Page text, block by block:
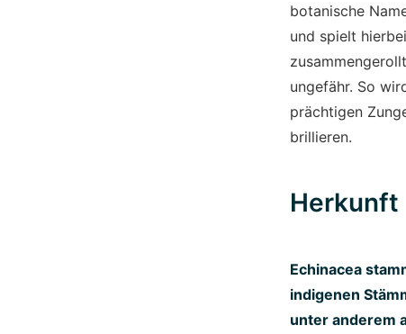
botanische
und spielt
ungefähr. So
prächtigen
brillieren.
Herkunft
Echinacea
indigenen
unter anderem